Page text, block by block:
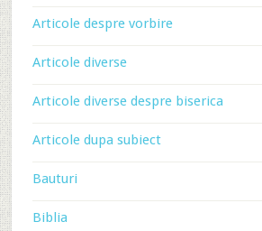
Articole despre vorbire
Articole diverse
Articole diverse despre biserica
Articole dupa subiect
Bauturi
Biblia